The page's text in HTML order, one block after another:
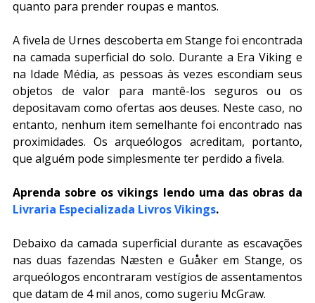
quanto para prender roupas e mantos.
A fivela de Urnes descoberta em Stange foi encontrada
na camada superficial do solo. Durante a Era Viking e
na Idade Média, as pessoas às vezes escondiam seus
objetos de valor para mantê-los seguros ou os
depositavam como ofertas aos deuses. Neste caso, no
entanto, nenhum item semelhante foi encontrado nas
proximidades. Os arqueólogos acreditam, portanto,
que alguém pode simplesmente ter perdido a fivela.
Livraria Especializada Livros Vikings.
Debaixo da camada superficial durante as escavações
nas duas fazendas Næsten e Guåker em Stange, os
arqueólogos encontraram vestígios de assentamentos
que datam de 4 mil anos, como sugeriu McGraw.